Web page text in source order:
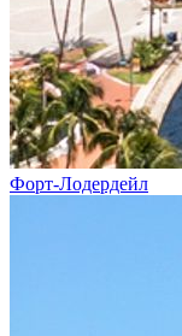
Форт-Лодердейл